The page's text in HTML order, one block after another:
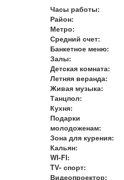
Часы работы:
Район:
Метро:
Средний счет:
Банкетное меню:
Залы:
Детская комната:
Летняя веранда:
Живая музыка:
Танцпол:
Кухня:
Подарки
молодоженам:
Зона для курения:
Кальян:
WI-FI:
TV- спорт:
Видеопроектор: